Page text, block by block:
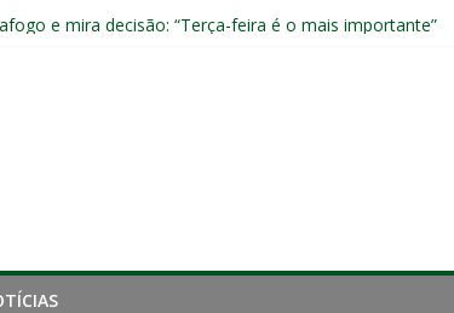
e mira retomada da confiança
de chave pós-eliminação: “Temos que virar a página”